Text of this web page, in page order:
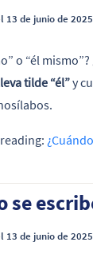
13 de junio de
o “él
tilde “él”y
se
13 de junio de